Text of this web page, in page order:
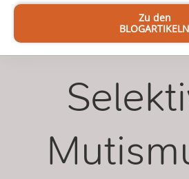
Zu den
BLOGARTIKELN